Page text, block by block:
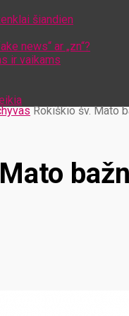
šiandien
news“ ar „zn“?
ir vaikams
Rokiškio šv. Mato